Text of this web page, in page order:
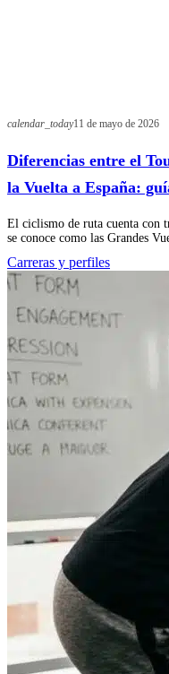
calendar_today11 de mayo de 2026
Diferencias entre el
la Vuelta a España:
El ciclismo de ruta cuenta con
se conoce como las Grandes
Carreras y perfiles